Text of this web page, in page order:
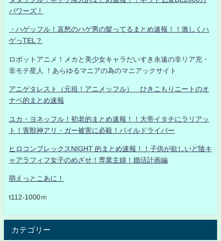
パワーズ！
・ハゲッフル！哀愁のハゲ男の髪ってるまとめ速報！！激しくハ
ゲっTEL？
ロボットアニメ！メカと美少女キャラだいすき永遠の非リア充・
非モテ星人 ！あらゆるマニアの為のマニアックサイト
アニゲタレスト（元祖！アニメッフル） ひきこもりニートのオ
ナベ的まとめ速報
ユカ・ヨネッフル！初老的まとめ速報！！大帝イタチにラリアッ
ト！害獣神アリ・ガー被害に必殺！パイルドライバー
ヒロコンプレックスNIGHT 的まとめ速報！！子供が欲しいど陰キ
ャアラフィフ女子のめざせ！専業主婦！婚活計画編
萌えっとこあに！
t112-1000ｍ
カテゴリー